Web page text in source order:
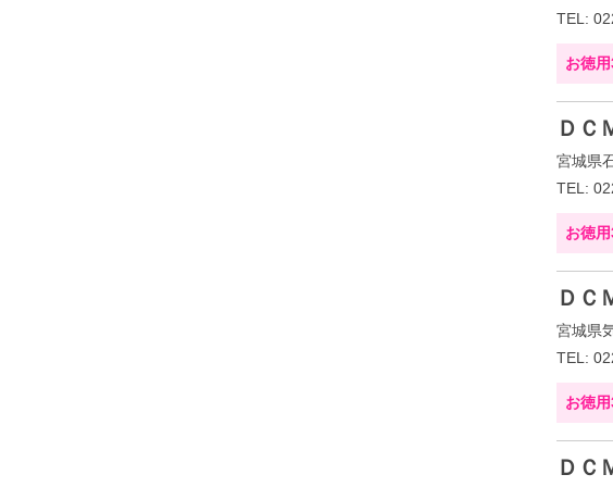
TEL:
お徳
ＤＣ
宮城県
TEL:
お徳
ＤＣ
宮城県
TEL:
お徳
ＤＣ